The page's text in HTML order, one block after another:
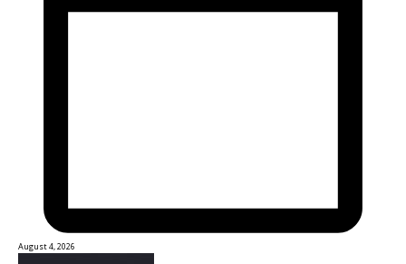
August 4, 2026